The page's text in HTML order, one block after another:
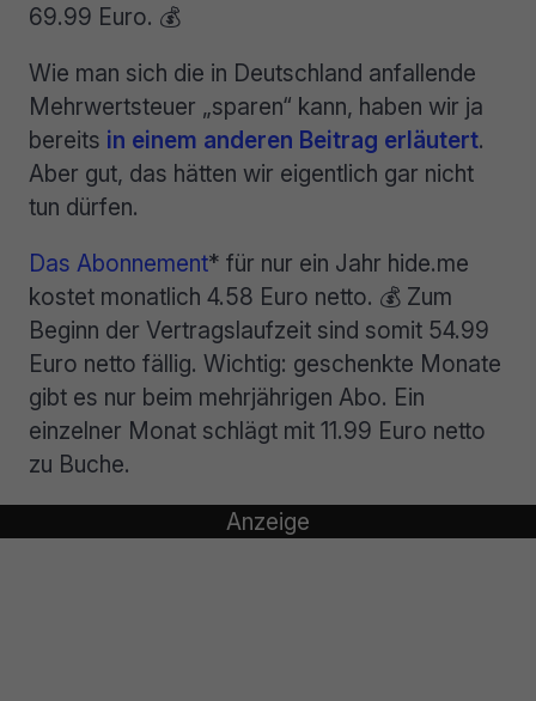
69.99 Euro. 💰
Wie man sich die in Deutschland anfallende
Mehrwertsteuer „sparen“ kann, haben wir ja
bereits in einem anderen Beitrag erläutert.
Aber gut, das hätten wir eigentlich gar nicht
tun dürfen.
Das Abonnement* für nur ein Jahr hide.me
kostet monatlich 4.58 Euro netto. 💰 Zum
Beginn der Vertragslaufzeit sind somit 54.99
Euro netto fällig. Wichtig: geschenkte Monate
gibt es nur beim mehrjährigen Abo. Ein
einzelner Monat schlägt mit 11.99 Euro netto
zu Buche.